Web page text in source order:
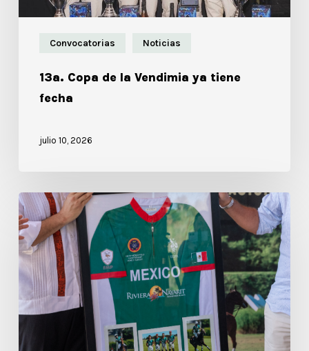
Convocatorias Noticias
13a. Copa de la Vendimia ya tiene
fecha
julio 10, 2026